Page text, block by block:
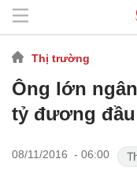
Thị trường
Ông lớn
tỷ đương
08/11/2016 - 06:00